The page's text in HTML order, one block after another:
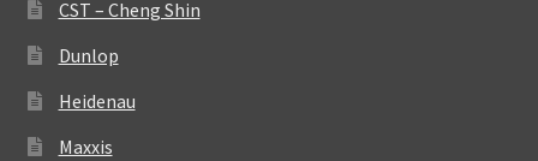
CST – Cheng Shin
Dunlop
Heidenau
Maxxis